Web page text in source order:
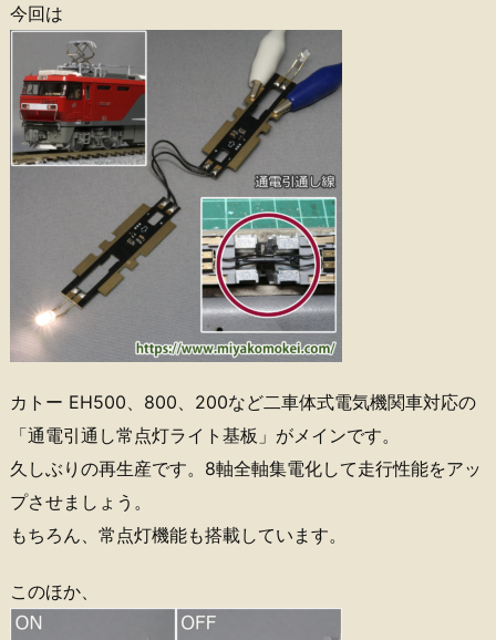
今回は
カトー EH500、800、200など二車体式電気機関車対応の
「通電引通し常点灯ライト基板」がメインです。
久しぶりの再生産です。8軸全軸集電化して走行性能をアッ
プさせましょう。
もちろん、常点灯機能も搭載しています。
このほか、